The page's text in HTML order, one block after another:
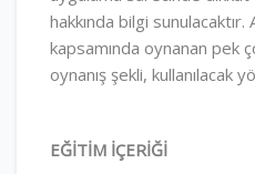
hakkında bilgi sunulacaktır.
kapsamında oynanan pek
oynanış şekli,
EĞİTİM İÇERİĞİ